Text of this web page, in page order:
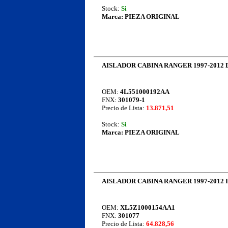
Stock: Si
Marca: PIEZA ORIGINAL
AISLADOR CABINA RANGER 1997-
OEM: 4L551000192AA
FNX: 301079-1
Precio de Lista: 13.871,51
Stock: Si
Marca: PIEZA ORIGINAL
AISLADOR CABINA RANGER 1997-
OEM: XL5Z1000154AA1
FNX: 301077
Precio de Lista: 64.828,56